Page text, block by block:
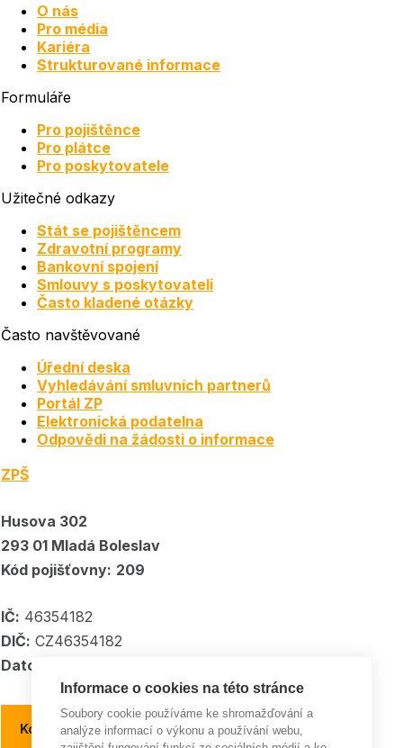
O nás
Pro média
Kariéra
Strukturované informace
Formuláře
Pro pojištěnce
Pro plátce
Pro poskytovatele
Užitečné odkazy
Stát se pojištěncem
Zdravotní programy
Bankovní spojení
Smlouvy s poskytovateli
Často kladené otázky
Často navštěvované
Úřední deska
Vyhledávání smluvních partnerů
Portál ZP
Elektronická podatelna
Odpovědi na žádosti o informace
ZPŠ
Husova 302
293 01 Mladá Boleslav
Kód pojišťovny: 209
IČ: 46354182
DIČ: CZ46354182
Datové schránka:
Kontakty a kontaktní místa
Informace o cookies na této stránce
Soubory cookie používáme ke shromažďování a
analýze informací o výkonu a používání webu,